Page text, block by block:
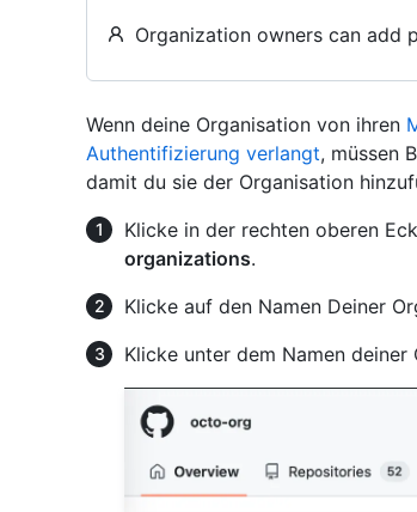
Organization owners can add
Wenn deine Organisation von ihren
Authentifizierung verlangt, müssen
damit du sie der Organisation
Klicke in der rechten oberen
organizations.
Klicke auf den Namen Deiner
Klicke unter dem Namen deiner